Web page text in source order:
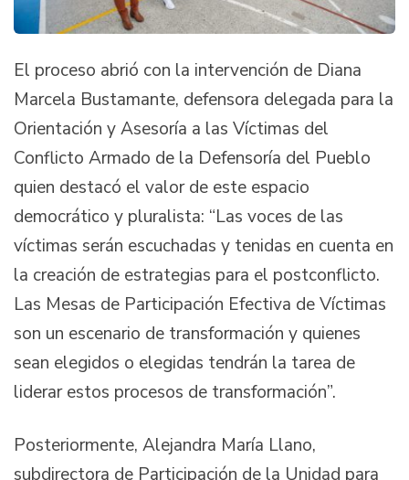
El proceso abrió con la intervención de Diana
Marcela Bustamante, defensora delegada para la
Orientación y Asesoría a las Víctimas del
Conflicto Armado de la Defensoría del Pueblo
quien destacó el valor de este espacio
democrático y pluralista: “Las voces de las
víctimas serán escuchadas y tenidas en cuenta en
la creación de estrategias para el postconflicto.
Las Mesas de Participación Efectiva de Víctimas
son un escenario de transformación y quienes
sean elegidos o elegidas tendrán la tarea de
liderar estos procesos de transformación”.
Posteriormente, Alejandra María Llano,
subdirectora de Participación de la Unidad para